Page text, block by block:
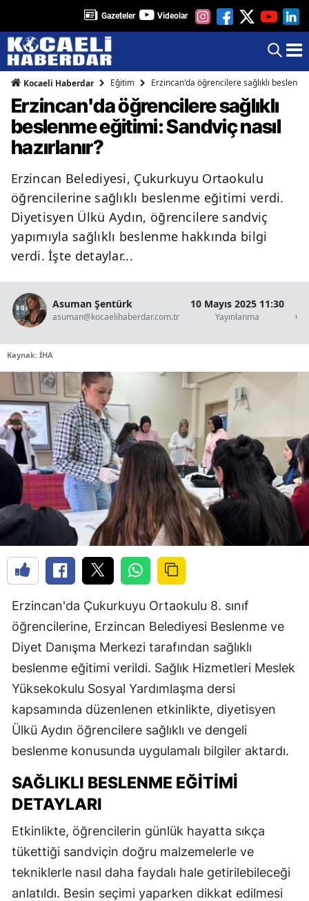
Gazeteler Videolar
Kocaeli Haberdar Eğitim Erzincan'da öğrencilere sağlıklı
Erzincan'da öğrencilere sağlıklı
beslenme eğitimi: Sandviç nasıl
hazırlanır?
Erzincan Belediyesi, Çukurkuyu Ortaokulu
öğrencilerine sağlıklı beslenme eğitimi verdi.
Diyetisyen Ülkü Aydın, öğrencilere sandviç
yapımıyla sağlıklı beslenme hakkında bilgi
verdi. İşte detaylar...
Asuman Şentürk
asuman@kocaelihaberdar.com.tr
10 Mayıs 2025 11:30
Yayınlanma
Kaynak: İHA
Erzincan'da Çukurkuyu Ortaokulu 8. sınıf
öğrencilerine, Erzincan Belediyesi Beslenme ve
Diyet Danışma Merkezi tarafından sağlıklı
beslenme eğitimi verildi. Sağlık Hizmetleri Meslek
Yüksekokulu Sosyal Yardımlaşma dersi
kapsamında düzenlenen etkinlikte, diyetisyen
Ülkü Aydın öğrencilere sağlıklı ve dengeli
beslenme konusunda uygulamalı bilgiler aktardı.
SAĞLIKLI BESLENME EĞITIMI
DETAYLARI
Etkinlikte, öğrencilerin günlük hayatta sıkça
tükettiği sandviçin doğru malzemelerle ve
tekniklerle nasıl daha faydalı hale getirilebileceği
anlatıldı. Besin seçimi yaparken dikkat edilmesi